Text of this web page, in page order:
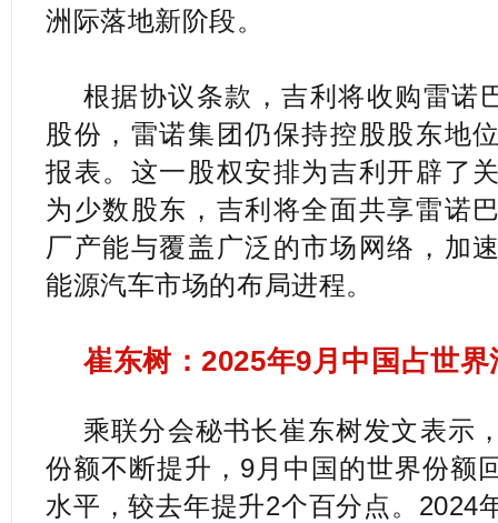
洲际落地新阶段。
根据协议条款，吉利将收购雷诺
股份，雷诺集团仍保持控股股东地
报表。这一股权安排为吉利开辟了
为少数股东，吉利将全面共享雷诺
厂产能与覆盖广泛的市场网络，加
能源汽车市场的布局进程。
崔东树：2025年9月中国占世
乘联分会秘书长崔东树发文表示
份额不断提升，9月中国的世界份额
水平，较去年提升2个百分点。2024